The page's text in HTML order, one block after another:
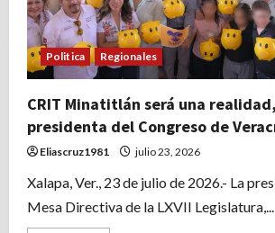
Politica Regionales
CRIT Minatitlán será una
presidenta del Congreso de
Eliascruz1981 julio 23, 2026
Xalapa, Ver., 23 de julio de 2026.- La
Mesa Directiva de la LXVII Legislatura,...